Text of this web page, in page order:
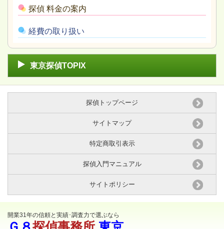
探偵 料金の案内
経費の取り扱い
東京探偵TOPIX
探偵トップページ
サイトマップ
特定商取引表示
探偵入門マニュアル
サイトポリシー
開業31年の信頼と実績･調査力で選ぶなら